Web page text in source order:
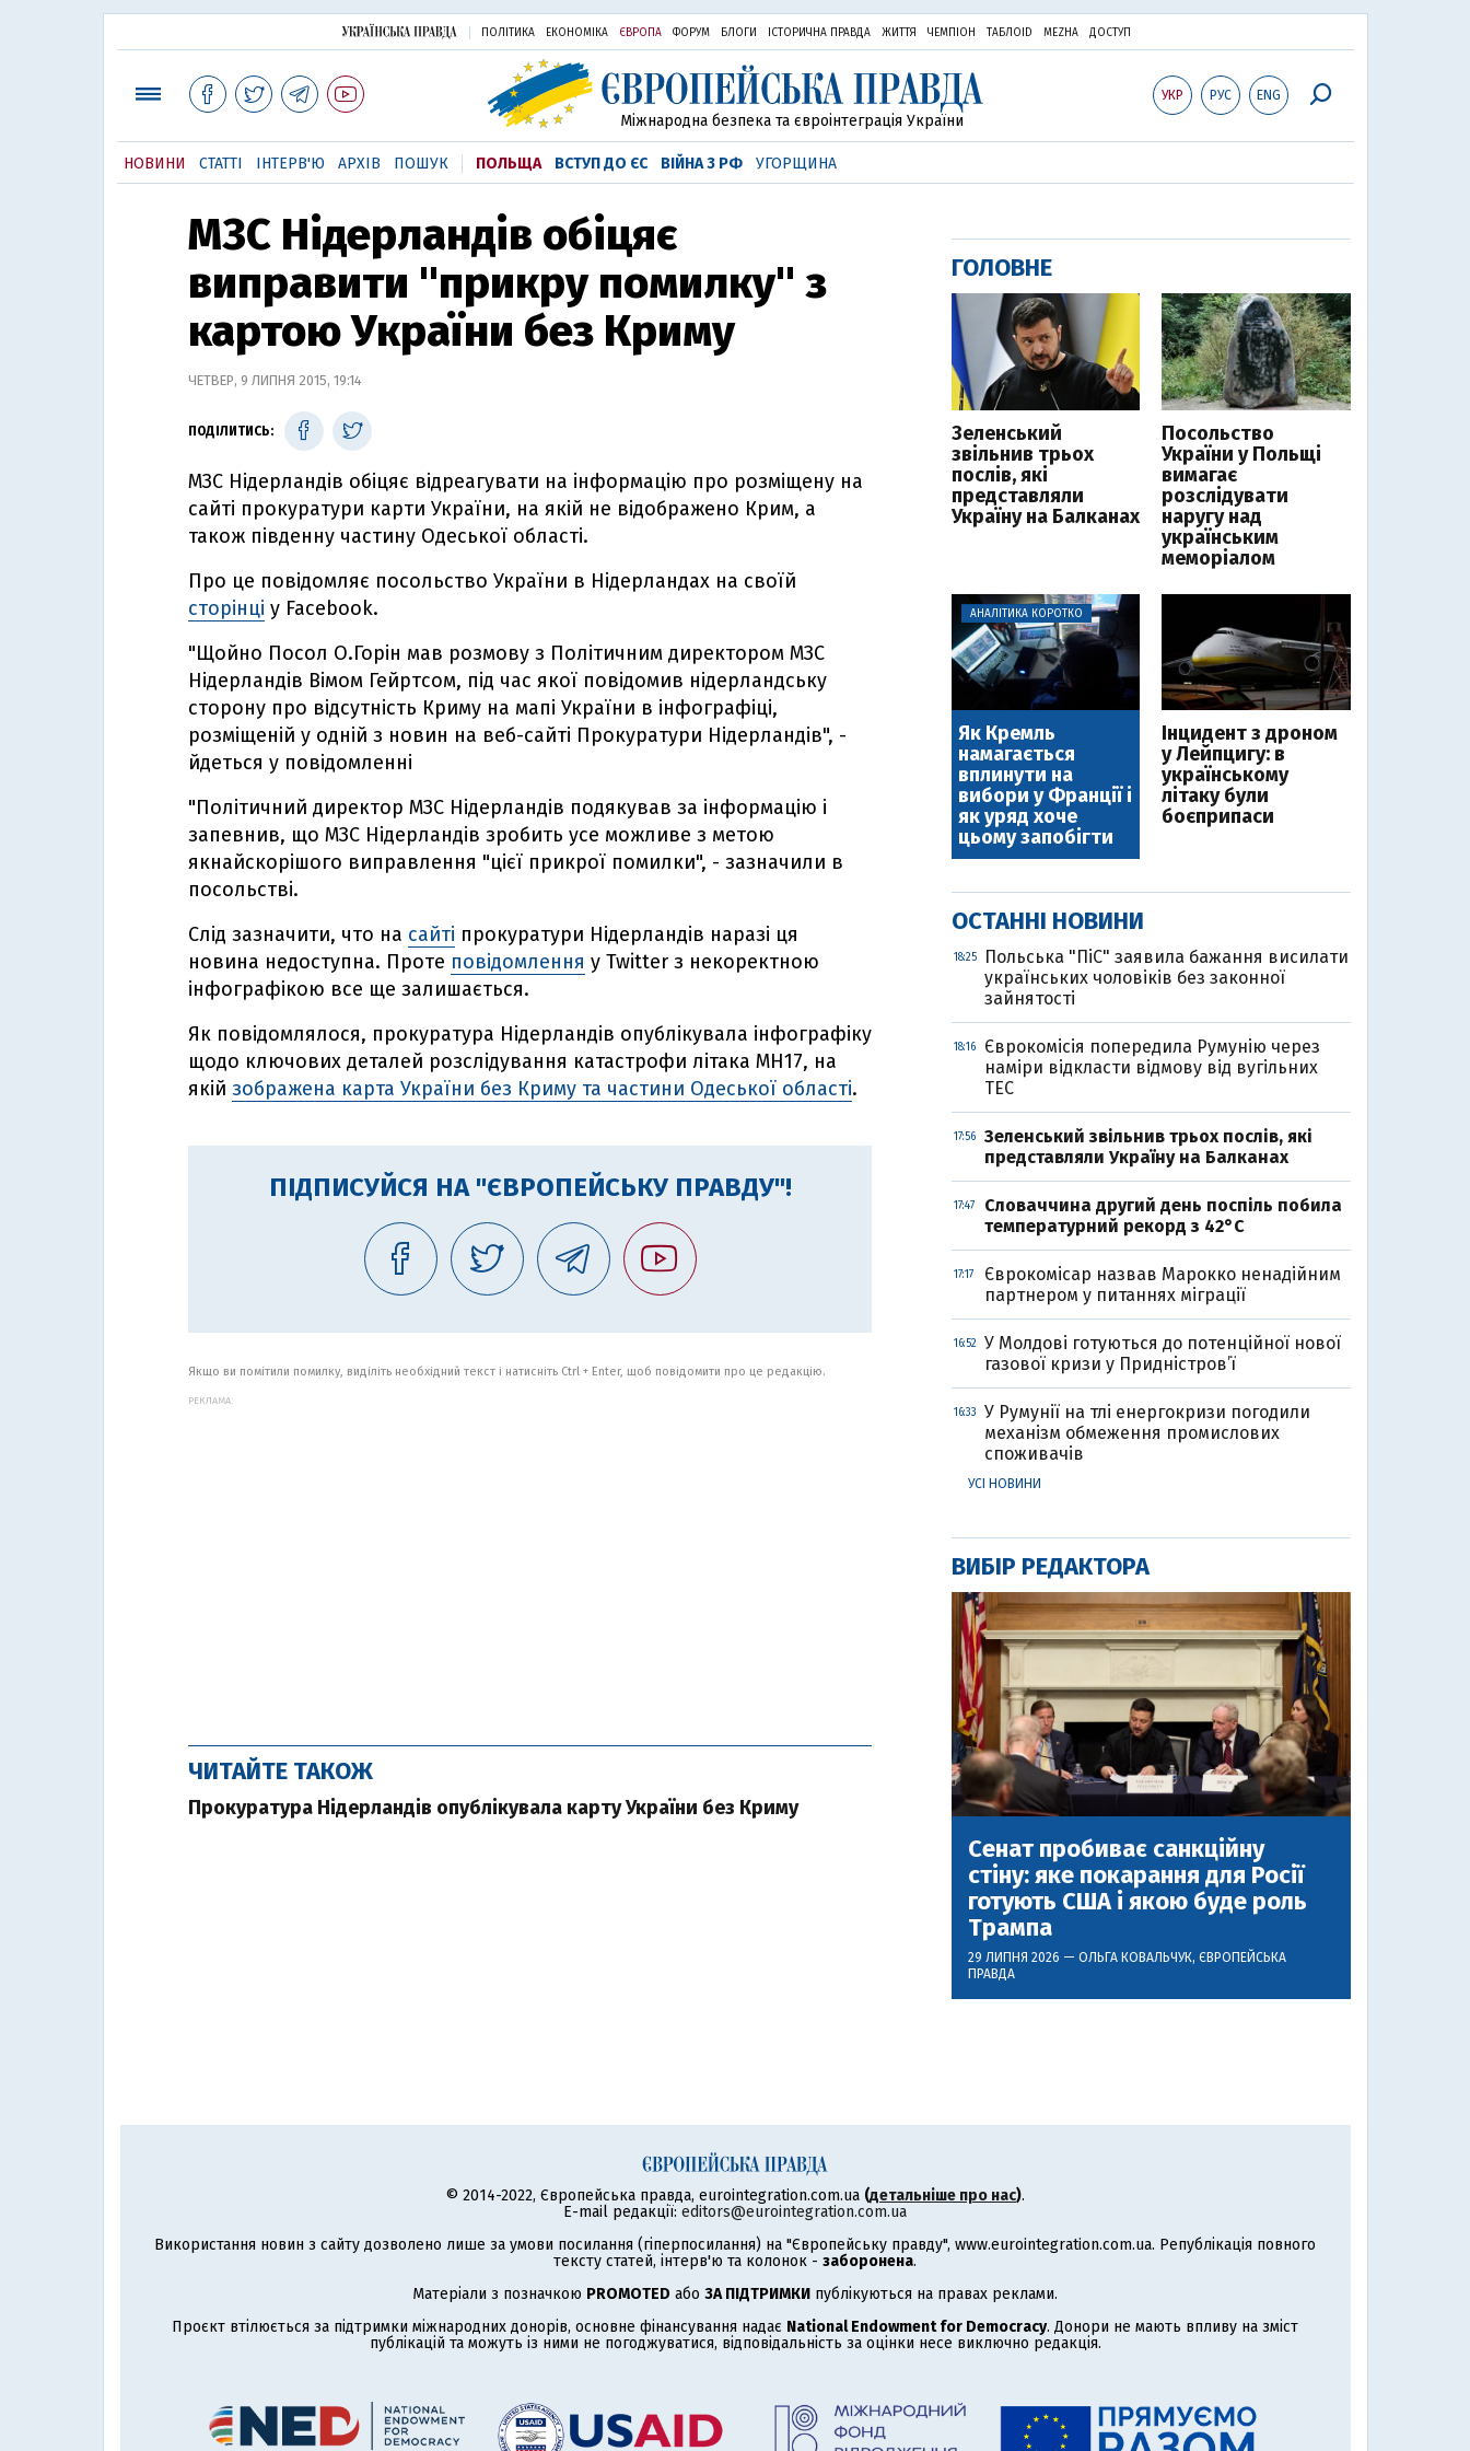
ПОЛІТИКА ЕКОНОМІКА ЄВРОПА ФОРУМ БЛОГИ ІСТОРИЧНА ПРАВДА ЖИТТЯ ЧЕМПІОН ТАБЛОID MEZHA ДОСТУП
УКР РУС ENG
Міжнародна безпека та євроінтеграція України
НОВИНИ СТАТТІ ІНТЕРВ'Ю АРХІВ ПОШУК ПОЛЬЩА ВСТУП ДО ЄС ВІЙНА З РФ УГОРЩИНА
МЗС Нідерландів обіцяє
виправити "прикру помилку" з
картою України без Криму
ЧЕТВЕР, 9 ЛИПНЯ 2015, 19:14
ПОДІЛИТИСЬ:
МЗС Нідерландів обіцяє відреагувати на інформацію про розміщену на
сайті прокуратури карти України, на якій не відображено Крим, а
також південну частину Одеської області.
Про це повідомляє посольство України в Нідерландах на своїй
сторінці у Facebook.
"Щойно Посол О.Горін мав розмову з Політичним директором МЗС
Нідерландів Вімом Гейртсом, під час якої повідомив нідерландську
сторону про відсутність Криму на мапі України в інфографіці,
розміщеній у одній з новин на веб-сайті Прокуратури Нідерландів", -
йдеться у повідомленні
"Політичний директор МЗС Нідерландів подякував за інформацію і
запевнив, що МЗС Нідерландів зробить усе можливе з метою
якнайскорішого виправлення "цієї прикрої помилки", - зазначили в
посольстві.
Слід зазначити, что на сайті прокуратури Нідерландів наразі ця
новина недоступна. Проте повідомлення у Twitter з некоректною
інфографікою все ще залишається.
Як повідомлялося, прокуратура Нідерландів опублікувала інфографіку
щодо ключових деталей розслідування катастрофи літака МН17, на
якій зображена карта України без Криму та частини Одеської області.
ПІДПИСУЙСЯ НА "ЄВРОПЕЙСЬКУ ПРАВДУ"!
Якщо ви помітили помилку, виділіть необхідний текст і натисніть Ctrl + Enter, щоб повідомити про це редакцію.
РЕКЛАМА:
ЧИТАЙТЕ ТАКОЖ
Прокуратура Нідерландів опублікувала карту України без Криму
ГОЛОВНЕ
Зеленський
звільнив трьох
послів, які
представляли
Україну на Балканах
Посольство
України у Польщі
вимагає
розслідувати
наругу над
українським
меморіалом
АНАЛІТИКА КОРОТКО
Як Кремль
намагається
вплинути на
вибори у Франції і
як уряд хоче
цьому запобігти
Інцидент з дроном
у Лейпцигу: в
українському
літаку були
боєприпаси
ОСТАННІ НОВИНИ
18:25
Польська "ПіС" заявила бажання висилати
українських чоловіків без законної
зайнятості
18:16
Єврокомісія попередила Румунію через
наміри відкласти відмову від вугільних
ТЕС
17:56
Зеленський звільнив трьох послів, які
представляли Україну на Балканах
17:47
Словаччина другий день поспіль побила
температурний рекорд з 42°C
17:17
Єврокомісар назвав Марокко ненадійним
партнером у питаннях міграції
16:52
У Молдові готуються до потенційної нової
газової кризи у Придністров’ї
16:33
У Румунії на тлі енергокризи погодили
механізм обмеження промислових
споживачів
УСІ НОВИНИ
ВИБІР РЕДАКТОРА
Сенат пробиває санкційну
стіну: яке покарання для Росії
готують США і якою буде роль
Трампа
29 ЛИПНЯ 2026 — ОЛЬГА КОВАЛЬЧУК, ЄВРОПЕЙСЬКА
ПРАВДА
© 2014-2022, Європейська правда, eurointegration.com.ua (детальніше про нас).
E-mail редакції: editors@eurointegration.com.ua
Використання новин з сайту дозволено лише за умови посилання (гіперпосилання) на "Європейську правду", www.eurointegration.com.ua. Републікація повного
тексту статей, інтерв'ю та колонок - заборонена.
Матеріали з позначкою PROMOTED або ЗА ПІДТРИМКИ публікуються на правах реклами.
Проєкт втілюється за підтримки міжнародних донорів, основне фінансування надає National Endowment for Democracy. Донори не мають впливу на зміст
публікацій та можуть із ними не погоджуватися, відповідальність за оцінки несе виключно редакція.